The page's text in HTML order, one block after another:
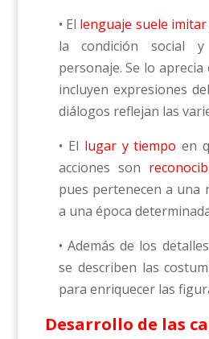
• El lenguaje suele imitar
la condición social
personaje. Se lo
incluyen expresiones
diálogos reflejan las
• El lugar y tiempo en
acciones son
pues pertenecen a una
a una época
• Además de los
se describen las
para enriquecer las
Desarrollo de las